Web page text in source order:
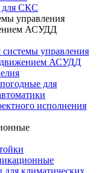
для СКС
управления
АСУДД
управления
АСУДД
для
исполнения
для климатических